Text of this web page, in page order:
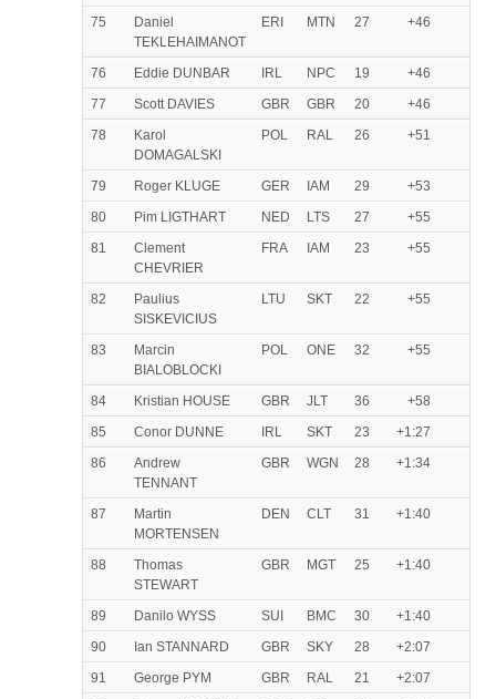
75
Daniel
TEKLEHAIMANOT
ERI MTN 27 +46
76 Eddie DUNBAR IRL NPC 19
+46
77
Scott DAVIES GBR GBR 20
+46
78
Karol
DOMAGALSKI
POL RAL 26 +51
79 Roger KLUGE GER IAM 29
+53
80
Pim LIGTHART NED LTS 27
+55
81
Clement
CHEVRIER
FRA IAM 23 +55
82
Paulius
SISKEVICIUS
LTU SKT 22 +55
83
Marcin
BIALOBLOCKI
POL ONE 32 +55
84 Kristian HOUSE GBR JLT 36
+58
85
Conor DUNNE IRL SKT 23
+1:27
86
Andrew
TENNANT
GBR WGN 28 +1:34
87
Martin
MORTENSEN
DEN CLT 31 +1:40
88
Thomas
STEWART
GBR MGT 25 +1:40
89 Danilo WYSS SUI BMC 30
+1:40
90
Ian STANNARD GBR SKY 28
+2:07
91
George PYM GBR RAL 21
+2:07